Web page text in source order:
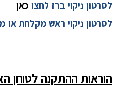
לסרטון ניקוי ברז לחצו כאן
לסרטון ניקוי ראש מקלחת או
הוראות ההתקנה לטוחן